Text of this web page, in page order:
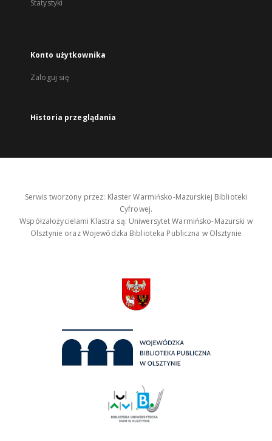
Statystyki
Konto użytkownika
Zaloguj się
Historia przeglądania
Serwis tworzony przez: Klaster Warmińsko-Mazurskiej Biblioteki
Cyfrowej.
Współzałożycielami Klastra są: Uniwersytet Warmińsko-Mazurski w
Olsztynie oraz Wojewódzka Biblioteka Publiczna w Olsztynie